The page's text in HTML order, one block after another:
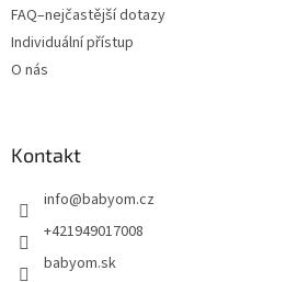
FAQ–nejčastější dotazy
Individuální přístup
O nás
Kontakt
info@babyom.cz
+421949017008
babyom.sk